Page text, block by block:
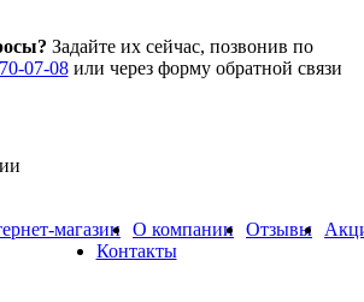
Задайте их сейчас, позвонив по
07-08или через форму обратной связи
магазин О компании Отзывы
Контакты